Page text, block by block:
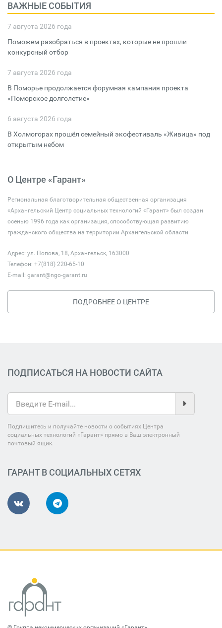
ВАЖНЫЕ СОБЫТИЯ
7 августа 2026 года
Поможем разобраться в проектах, которые не прошли
конкурсный отбор
7 августа 2026 года
В Поморье продолжается форумная кампания проекта
«Поморское долголетие»
6 августа 2026 года
В Холмогорах прошёл семейный экофестиваль «Живица» под
открытым небом
О Центре «Гарант»
Региональная благотворительная общественная организация
«Архангельский Центр социальных технологий «Гарант» был создан
осенью 1996 года как организация, способствующая развитию
гражданского общества на территории Архангельской области
Адрес: ул. Попова, 18, Архангельск, 163000
Телефон: +7(818) 220-65-10
E-mail: garant@ngo-garant.ru
ПОДРОБНЕЕ О ЦЕНТРЕ
ПОДПИСАТЬСЯ НА НОВОСТИ САЙТА
Подпишитесь и получайте новости о событиях Центра
социальных технологий «Гарант» прямо в Ваш электронный
почтовый ящик.
ГАРАНТ В СОЦИАЛЬНЫХ СЕТЯХ